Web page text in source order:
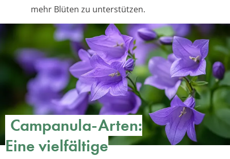
mehr Blüten zu unterstützen.
Campanula-Arten:
Eine vielfältige